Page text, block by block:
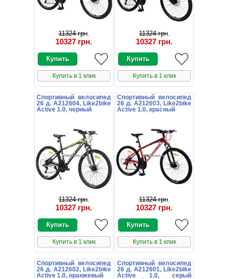
11324 грн.
10327 грн.
Купить в 1 клик
11324 грн.
10327 грн.
Купить в 1 клик
Спортивный велосипед
26 д. A212604, Like2bike
Active 1.0, черный
11324 грн.
10327 грн.
Купить в 1 клик
Спортивный велосипед
26 д. A212603, Like2bike
Active 1.0, красный
11324 грн.
10327 грн.
Купить в 1 клик
Спортивный велосипед
26 д. A212602, Like2bike
Active 1.0, оранжевый
Спортивный велосипед
26 д. A212601, Like2bike
Active 1.0, серый